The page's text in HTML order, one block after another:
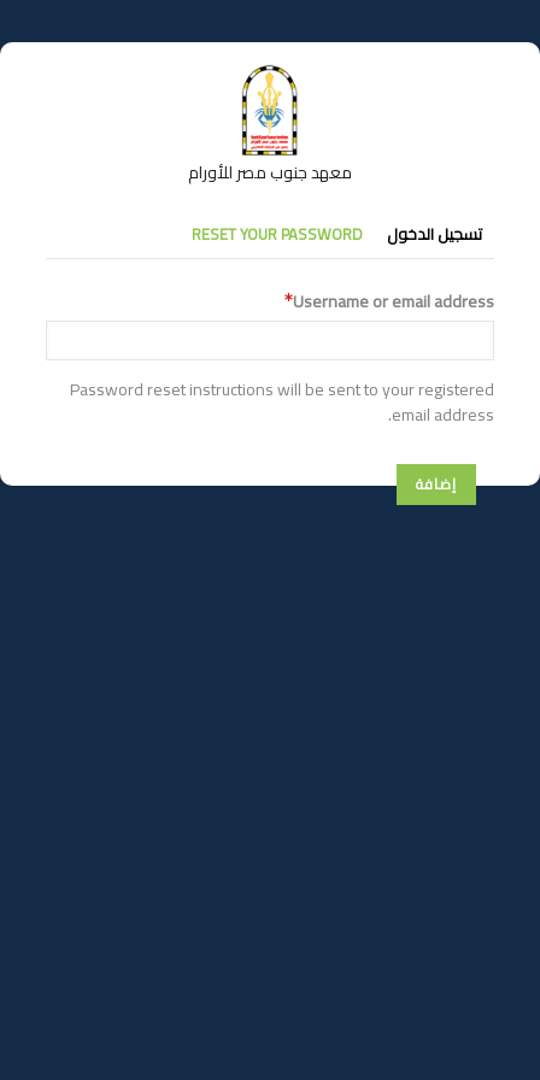
إلى
المحتوى
معهد جنوب مصر للأورام
التبويبات
الأساسية
تسجيل الدخول RESET YOUR PASSWORD
Username or email address
Password reset instructions will be sent to your registered
email address.